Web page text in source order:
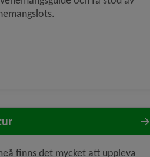
finns det mycket att uppleva